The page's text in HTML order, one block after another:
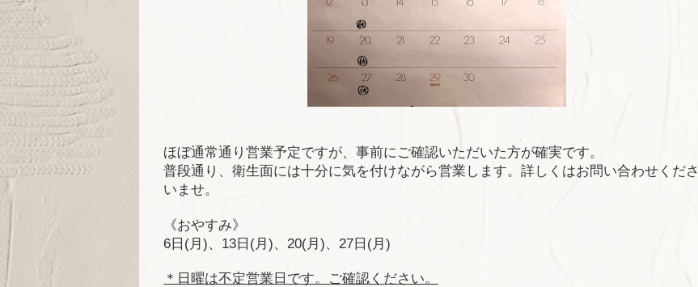
ほぼ通常通り営業予定ですが、事前にご確認いただいた方が確実です。
普段通り、衛生面には十分に気を付けながら営業します。詳しくはお問い合わせくださ
いませ。
《おやすみ》
6 日 (月 )、 13 日 (月 )、 20(月 )、 27 日 (月 )
＊日曜は不定営業日です。ご確認ください。